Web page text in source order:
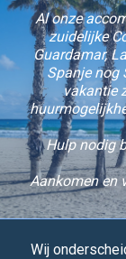
Al onze
zuidelijke
Guardamar,
Spanje nog
vakantie
Hulp nodig
Aankomen en
Wij